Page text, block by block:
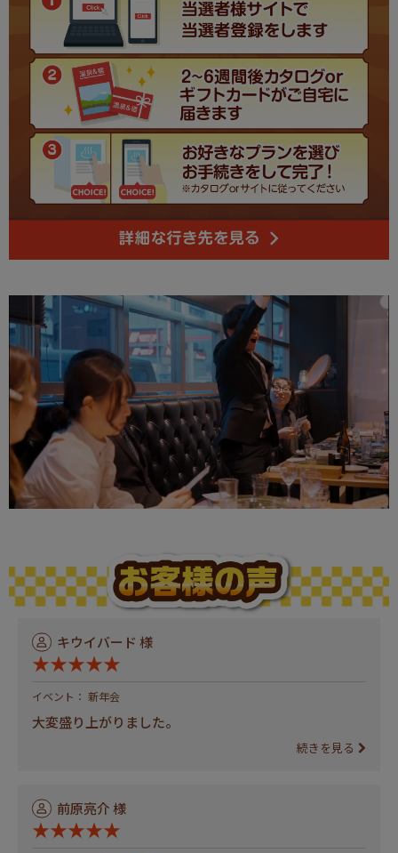
キウイバード 様
★★★★★
イベント： 新年会
大変盛り上がりました。
続きを見る
前原亮介 様
★★★★★